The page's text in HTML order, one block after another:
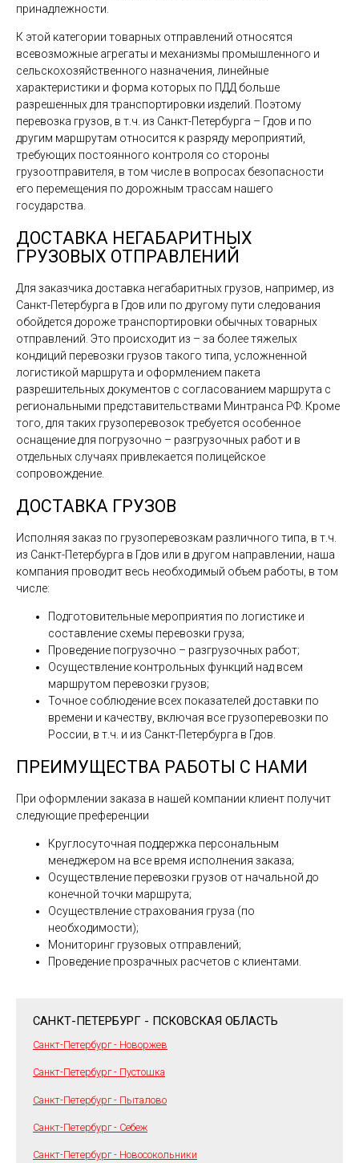
принадлежности.
К этой категории товарных отправлений относятся
всевозможные агрегаты и механизмы промышленного и
сельскохозяйственного назначения, линейные
характеристики и форма которых по ПДД больше
разрешенных для транспортировки изделий. Поэтому
перевозка грузов, в т.ч. из Санкт-Петербурга – Гдов и по
другим маршрутам относится к разряду мероприятий,
требующих постоянного контроля со стороны
грузоотправителя, в том числе в вопросах безопасности
его перемещения по дорожным трассам нашего
государства.
ДОСТАВКА НЕГАБАРИТНЫХ
ГРУЗОВЫХ ОТПРАВЛЕНИЙ
Для заказчика доставка негабаритных грузов, например, из
Санкт-Петербурга в Гдов или по другому пути следования
обойдется дороже транспортировки обычных товарных
отправлений. Это происходит из – за более тяжелых
кондиций перевозки грузов такого типа, усложненной
логистикой маршрута и оформлением пакета
разрешительных документов с согласованием маршрута с
региональными представительствами Минтранса РФ. Кроме
того, для таких грузоперевозок требуется особенное
оснащение для погрузочно – разгрузочных работ и в
отдельных случаях привлекается полицейское
сопровождение.
ДОСТАВКА ГРУЗОВ
Исполняя заказ по грузоперевозкам различного типа, в т.ч.
из Санкт-Петербурга в Гдов или в другом направлении, наша
компания проводит весь необходимый объем работы, в том
числе:
Подготовительные мероприятия по логистике и
составление схемы перевозки груза;
Проведение погрузочно – разгрузочных работ;
Осуществление контрольных функций над всем
маршрутом перевозки грузов;
Точное соблюдение всех показателей доставки по
времени и качеству, включая все грузоперевозки по
России, в т.ч. и из Санкт-Петербурга в Гдов.
ПРЕИМУЩЕСТВА РАБОТЫ С НАМИ
При оформлении заказа в нашей компании клиент получит
следующие преференции
Круглосуточная поддержка персональным
менеджером на все время исполнения заказа;
Осуществление перевозки грузов от начальной до
конечной точки маршрута;
Осуществление страхования груза (по
необходимости);
Мониторинг грузовых отправлений;
Проведение прозрачных расчетов с клиентами.
САНКТ-ПЕТЕРБУРГ - ПСКОВСКАЯ ОБЛАСТЬ
Санкт-Петербург - Новоржев
Санкт-Петербург - Пустошка
Санкт-Петербург - Пыталово
Санкт-Петербург - Себеж
Санкт-Петербург - Новосокольники